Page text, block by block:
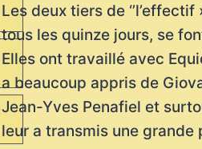
Les deux tiers de
tous les quinze jours, se
Elles ont travaillé avec
a beaucoup appris de
Jean-Yves Penafiel et
leur a transmis une